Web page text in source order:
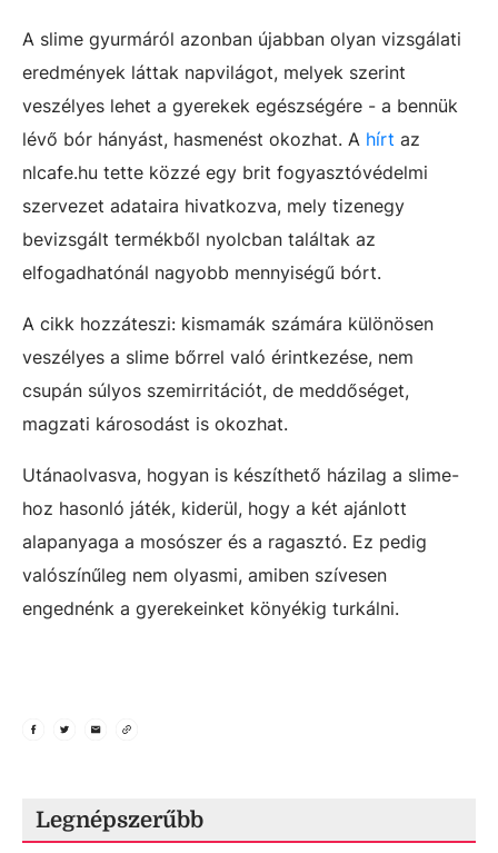
A slime gyurmáról azonban újabban olyan vizsgálati
eredmények láttak napvilágot, melyek szerint
veszélyes lehet a gyerekek egészségére - a bennük
lévő bór hányást, hasmenést okozhat. A hírt az
nlcafe.hu tette közzé egy brit fogyasztóvédelmi
szervezet adataira hivatkozva, mely tizenegy
bevizsgált termékből nyolcban találtak az
elfogadhatónál nagyobb mennyiségű bórt.
A cikk hozzáteszi: kismamák számára különösen
veszélyes a slime bőrrel való érintkezése, nem
csupán súlyos szemirritációt, de meddőséget,
magzati károsodást is okozhat.
Utánaolvasva, hogyan is készíthető házilag a slime-
hoz hasonló játék, kiderül, hogy a két ajánlott
alapanyaga a mosószer és a ragasztó. Ez pedig
valószínűleg nem olyasmi, amiben szívesen
engednénk a gyerekeinket könyékig turkálni.
Legnépszerűbb